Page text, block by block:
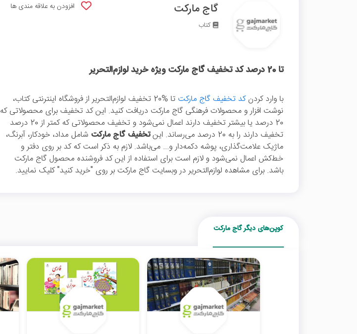
گاج مارکت
کتاب
افزودن به علاقه مندی ها
تا 20 درصد کد تخفیف گاج مارکت ویژه خرید لوازم‌التحریر
با وارد کردنکد تخفیف گاج مارکت
تا %20 تخفیف لوازم‌التحریر از فروشگاه اینترنتی کتاب،
نوشت افزار و محصولات فرهنگی گاج مارکت دریافت کنید. این کد تخفیف برای محصولاتی که
20 درصد یا بیشتر تخفیف دارند اعمال نمی‌شود و تخفیف محصولاتی که کمتر از 20 درصد
تخفیف دارند را به 20 درصد می‌رساند. این
تخفیف گاج مارکت شامل مداد، خودکار، آبرنگ،
ماژیک علامت‌گذاری، پوشه دکمه‌دار و... می‌باشد. لازم به ذکر است که کد بر روی دفتر و
خط‌کش اعمال نمی‌شود و لازم است برای استفاده از این کد فروشنده محصول گاج مارکت
باشد. برای مشاهده لوازم‌التحریر در وبسایت گاج مارکت بر روی "خرید کنید" کلیک نمایید.
کوپن‌های دیگر گاج مارکت